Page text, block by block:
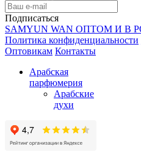
Подписаться
SAMYUN WAN ОПТОМ И В
Политика конфиденциальности
Оптовикам Контакты
Арабская
парфюмерия
Арабские
духи